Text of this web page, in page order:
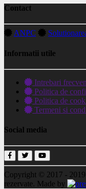
Contact
ANPC
Informatii utile
Intrebari
Politica de
Politica de
Termeni si
Social media
Copyright © 2017 - 2019
rezervate. Made by